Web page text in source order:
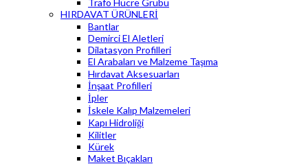
HIRDAVAT ÜRÜNLERİ
Bantlar
Demirci El Aletleri
Dilatasyon Profilleri
El Arabaları ve Malzeme Taşıma
Hırdavat Aksesuarları
İnşaat Profilleri
İpler
İskele Kalıp Malzemeleri
Kapı Hidroliği
Kilitler
Kürek
Maket Bıçakları